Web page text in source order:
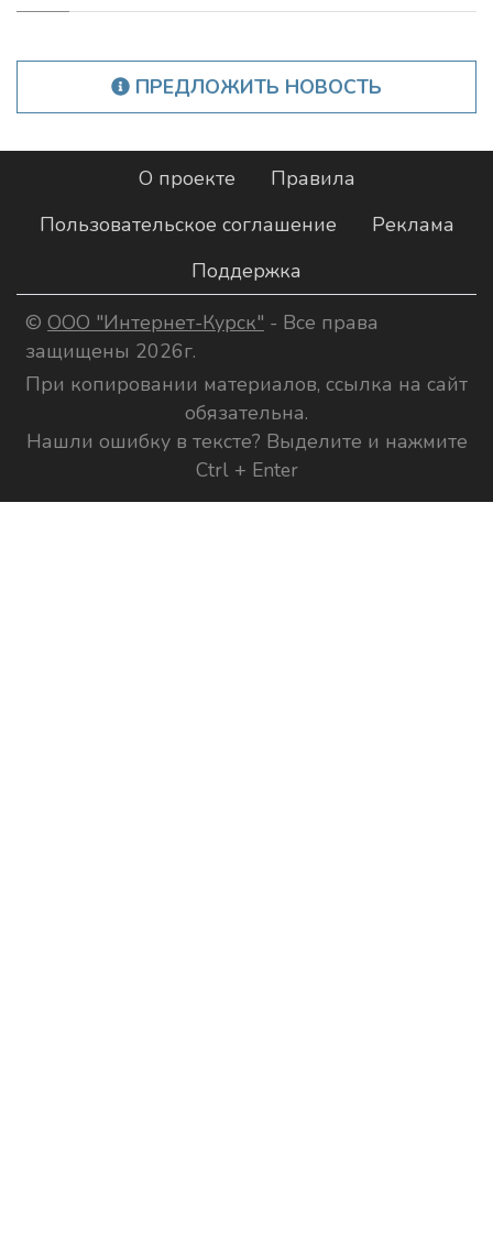
ПРЕДЛОЖИТЬ НОВОСТЬ
О проекте
Правила
Пользовательское соглашение
Реклама
Поддержка
© ООО "Интернет-Курск" - Все права
защищены 2026г.
При копировании материалов, ссылка на сайт
обязательна.
Нашли ошибку в тексте? Выделите и нажмите
Ctrl + Enter